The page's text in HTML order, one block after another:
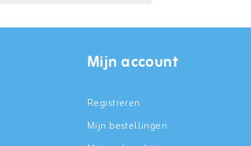
Mijn account
Registreren
Mijn bestellingen